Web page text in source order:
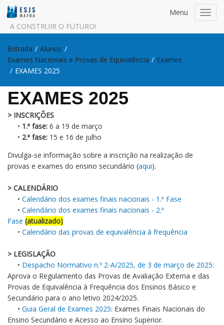
A CONSTRUIR O FUTURO!
Menu
Entrada / Alunos /
Exames Nacionais e Provas de Equivalência / Exames
/ EXAMES 2025
EXAMES 2025
> INSCRIÇÕES
• 1.ª fase: 6 a 19 de março
• 2.ª fase: 15 e 16 de julho
Divulga-se informação sobre a inscrição na realização de
provas e exames do ensino secundário (aqui).
> CALENDÁRIO
• Calendário dos exames finais nacionais - 1.ª Fase
• Calendário dos exames finais nacionais - 2.ª
Fase (atualizado)
• Calendário das provas de equivalência à frequência
> LEGISLAÇÃO
• Despacho Normativo n.º 2-A/2025, de 3 de março de 2025:
Aprova o Regulamento das Provas de Avaliação Externa e das
Provas de Equivalência à Frequência dos Ensinos Básico e
Secundário para o ano letivo 2024/2025.
• Guia Geral de Exames 2025: Exames Finais Nacionais do
Ensino Secundário e Acesso ao Ensino Superior.